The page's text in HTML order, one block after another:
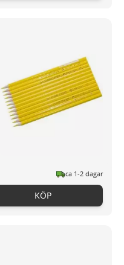
ca 1-2 dagar
KÖP